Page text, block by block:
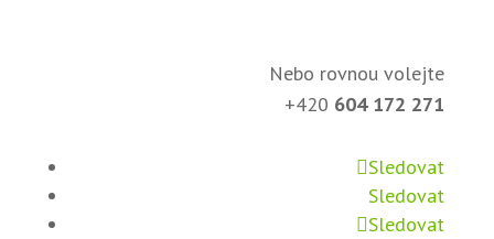
Nebo rovnou volejte
+420 604 172 271
Sledovat
Sledovat
Sledovat